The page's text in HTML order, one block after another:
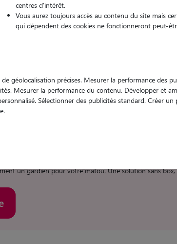
Trouver mon Pet Sitter
chat à Saint-
de votre chat
un gardien pour votre matou. Une solution sans box,
centres d'intérêt.
Vous aurez toujours accès au contenu du site mais
qui dépendent des cookies ne fonctionneront peut-
géolocalisation précises. Mesurer la performance des
Mesurer la performance du contenu. Développer et
Sélectionner des publicités standard. Créer